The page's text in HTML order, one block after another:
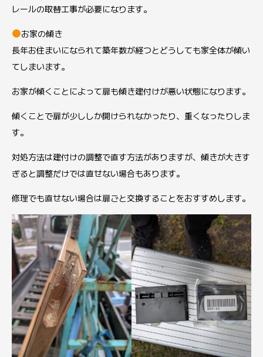
レールの取替工事が必要になります。
お家の傾き
長年お住まいになられて築年数が経つとどうしても家全体が傾い
てしまいます。
お家が傾くことによって扉も傾き建付けが悪い状態になります。
傾くことで扉が少ししか開けられなかったり、重くなったりしま
す。
対処方法は建付けの調整で直す方法がありますが、傾きが大きす
ぎると調整だけでは直せない場合もあります。
修理でも直せない場合は扉ごと交換することをおすすめします。